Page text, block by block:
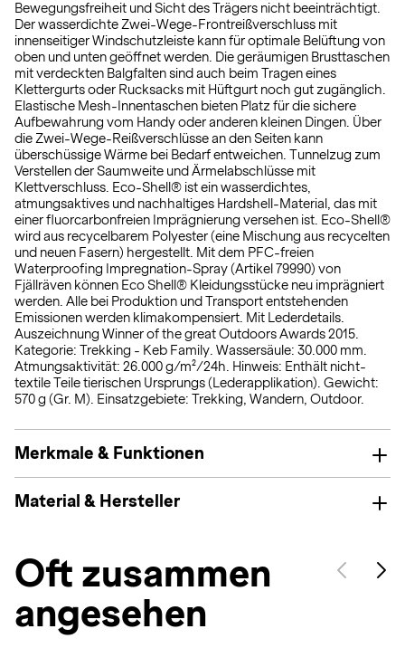
Bewegungsfreiheit und Sicht des Trägers nicht beeinträchtigt.
Der wasserdichte Zwei-Wege-Frontreißverschluss mit
innenseitiger Windschutzleiste kann für optimale Belüftung von
oben und unten geöffnet werden. Die geräumigen Brusttaschen
mit verdeckten Balgfalten sind auch beim Tragen eines
Klettergurts oder Rucksacks mit Hüftgurt noch gut zugänglich.
Elastische Mesh-Innentaschen bieten Platz für die sichere
Aufbewahrung vom Handy oder anderen kleinen Dingen. Über
die Zwei-Wege-Reißverschlüsse an den Seiten kann
überschüssige Wärme bei Bedarf entweichen. Tunnelzug zum
Verstellen der Saumweite und Ärmelabschlüsse mit
Klettverschluss. Eco-Shell® ist ein wasserdichtes,
atmungsaktives und nachhaltiges Hardshell-Material, das mit
einer fluorcarbonfreien Imprägnierung versehen ist. Eco-Shell®
wird aus recycelbarem Polyester (eine Mischung aus recycelten
und neuen Fasern) hergestellt. Mit dem PFC-freien
Waterproofing Impregnation-Spray (Artikel 79990) von
Fjällräven können Eco Shell® Kleidungsstücke neu imprägniert
werden. Alle bei Produktion und Transport entstehenden
Emissionen werden klimakompensiert. Mit Lederdetails.
Auszeichnung Winner of the great Outdoors Awards 2015.
Kategorie: Trekking - Keb Family. Wassersäule: 30.000 mm.
Atmungsaktivität: 26.000 g/m²/24h. Hinweis: Enthält nicht-
textile Teile tierischen Ursprungs (Lederapplikation). Gewicht:
570 g (Gr. M). Einsatzgebiete: Trekking, Wandern, Outdoor.
Merkmale & Funktionen
Material & Hersteller
Oft zusammen
angesehen